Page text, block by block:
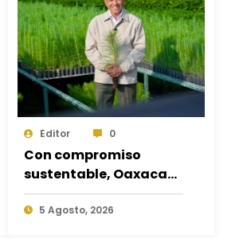
Editor 0
Con compromiso
sustentable, Oaxaca
hará equipo en la
Jornada Nacional de
5 Agosto, 2026